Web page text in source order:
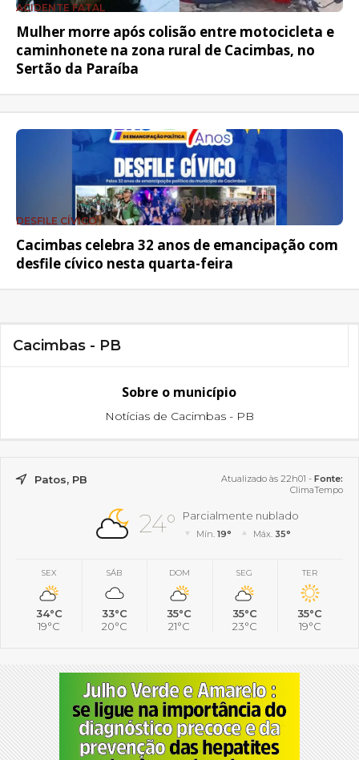
ACIDENTE FATAL
Mulher morre após colisão entre motocicleta e
caminhonete na zona rural de Cacimbas, no
Sertão da Paraíba
DESFILE CÍVICO
Cacimbas celebra 32 anos de emancipação com
desfile cívico nesta quarta-feira
Cacimbas - PB
Sobre o município
Notícias de Cacimbas - PB
Patos, PB Atualizado às 22h01 - Fonte:
ClimaTempo
24° Parcialmente nublado
Mín.19° Máx. 35°
SEX
34°C
19°C
SÁB
33°C
20°C
DOM
35°C
21°C
SEG
35°C
23°C
TER
35°C
19°C